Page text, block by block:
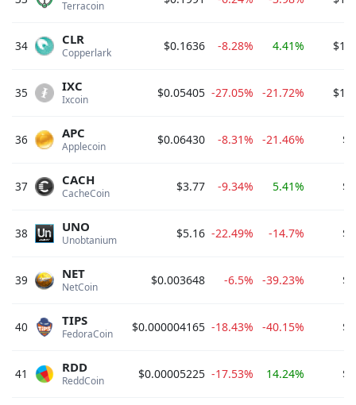
Terracoin
34 Copperlark
CLR $0.1636 -8.28% 4.41%
35 Ixcoin
IXC $0.05405 -27.05% -21.72%
36 Applecoin
APC $0.06430 -8.31% -21.46%
37 CacheCoin
CACH $3.77 -9.34% 5.41%
38 Unobtanium
UNO $5.16 -22.49% -14.7%
39 NetCoin
NET $0.003648 -6.5% -39.23%
40 FedoraCoin
TIPS $0.000004165 -18.43% -40.15%
41 ReddCoin
RDD $0.00005225 -17.53% 14.24%